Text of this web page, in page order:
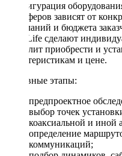
Конфигурация
сабвуферов зависят от
пожеланий и бюджета
DriveLife сделают
позволит приобрести и
характеристикам и цене.
Основные этапы:
предпроектное
выбор точек
коаксиальной и иной
определение
коммуникаций;